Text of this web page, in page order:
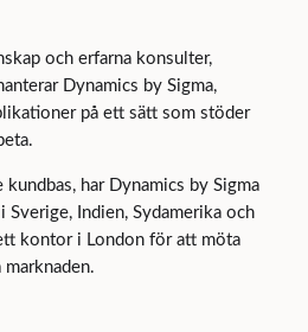
och erfarna konsulter,
Dynamics by Sigma,
på ett sätt som stöder
har Dynamics by Sigma
Sverige, Indien, Sydamerika och
kontor i London för att möta